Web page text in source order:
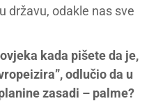
državu, odakle nas sve
kada pišete da je,
odlučio da u
zasadi – palme?